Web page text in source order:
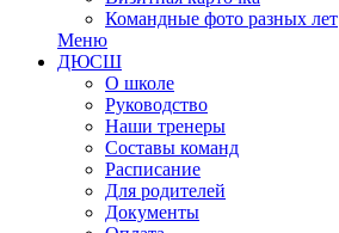
Командные фото разных лет
Меню
ДЮСШ
О школе
Руководство
Наши тренеры
Составы команд
Расписание
Для родителей
Документы